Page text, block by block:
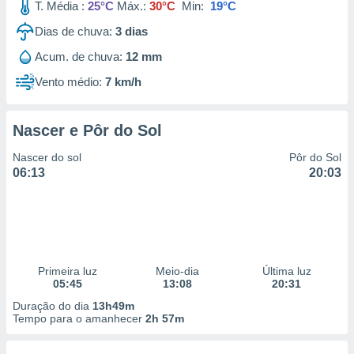
T. Média : 25°C Máx.: 30°C Min: 19°C
Dias de chuva: 3 dias
Acum. de chuva: 12 mm
Vento médio: 7 km/h
Nascer e Pôr do Sol
Nascer do sol
06:13
Pôr do Sol
20:03
Primeira luz
05:45
Meio-dia
13:08
Última luz
20:31
Duração do dia 13h49m
Tempo para o amanhecer 2h 57m